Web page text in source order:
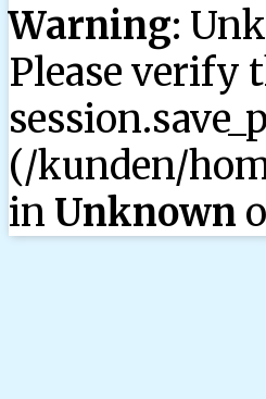
Warning:
Please verify
(/kunden/
in Unknown